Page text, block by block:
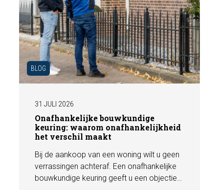
BLOG
31 JULI 2026
Onafhankelijke bouwkundige
keuring: waarom onafhankelijkheid
het verschil maakt
Bij de aankoop van een woning wilt u geen
verrassingen achteraf. Een onafhankelijke
bouwkundige keuring geeft u een objectief